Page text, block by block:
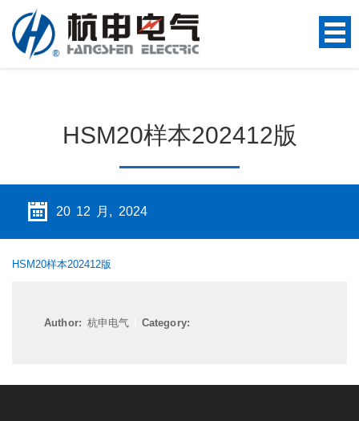
HSM20样本202412版
20 12 月, 2024
HSM20样本202412版
Author: 杭申电气| Category: